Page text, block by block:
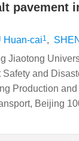
pavement
Huan-cai1,
Jiaotong
and
Production
Beijing